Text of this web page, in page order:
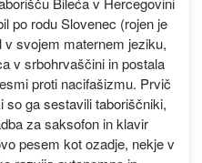
po rodu Slovenec (rojen je
v svojem maternem jeziku,
v srbohrvaščini in postala
proti nacifašizmu. Prvič
so ga sestavili taboriščniki,
za saksofon in klavir
pesem kot ozadje, nekje v